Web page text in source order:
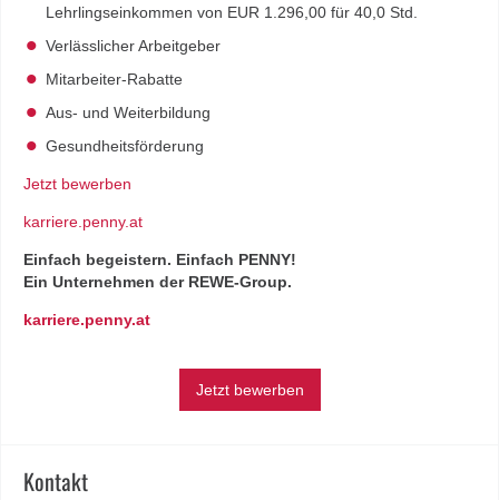
Lehrlingseinkommen von EUR 1.296,00 für 40,0 Std.
Verlässlicher Arbeitgeber
Mitarbeiter-Rabatte
Aus- und Weiterbildung
Gesundheitsförderung
Jetzt bewerben
karriere.penny.at
Einfach begeistern. Einfach PENNY!
Ein Unternehmen der REWE-Group.
karriere.penny.at
Jetzt bewerben
Kontakt